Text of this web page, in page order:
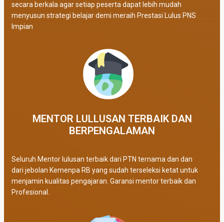
secara berkala agar setiap peserta dapat lebih mudah
menyusun strategi belajar demi meraih Prestasi Lulus PNS
Impian
MENTOR LULLUSAN TERBAIK DAN
BERPENGALAMAN
Seluruh Mentor lulusan terbaik dari PTN ternama dan dan
dari jebolan Kemenpa RB yang sudah terseleksi ketat untuk
menjamin kualitas pengajaran. Garansi mentor terbaik dan
Profesional.